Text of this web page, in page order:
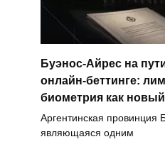
Буэнос-Айрес на
онлайн-беттинге:
биометрия как
Аргентинская провинция
являющаяся одним